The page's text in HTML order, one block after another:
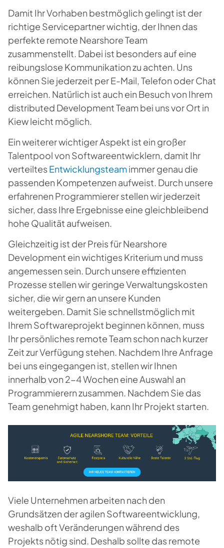
Damit Ihr Vorhaben bestmöglich gelingt ist der
richtige Servicepartner wichtig, der Ihnen das
perfekte remote Nearshore Team
zusammenstellt. Dabei ist besonders auf eine
reibungslose Kommunikation zu achten. Uns
können Sie jederzeit per E-Mail, Telefon oder Chat
erreichen. Natürlich ist auch ein Besuch von Ihrem
distributed Development Team bei uns vor Ort in
Kiew leicht möglich.
Ein weiterer wichtiger Aspekt ist ein großer
Talentpool von Softwareentwicklern, damit Ihr
verteiltes Entwicklungsteamimmer genau die
passenden Kompetenzen aufweist. Durch unsere
erfahrenen Programmierer stellen wir jederzeit
sicher, dass Ihre Ergebnisse eine gleichbleibend
hohe Qualität aufweisen.
Gleichzeitig ist der Preis für Nearshore
Development ein wichtiges Kriterium und muss
angemessen sein. Durch unsere effizienten
Prozesse stellen wir geringe Verwaltungskosten
sicher, die wir gern an unsere Kunden
weitergeben. Damit Sie schnellstmöglich mit
Ihrem Softwareprojekt beginnen können, muss
Ihr persönliches remote Team schon nach kurzer
Zeit zur Verfügung stehen. Nachdem Ihre Anfrage
bei uns eingegangen ist, stellen wir Ihnen
innerhalb von 2-4 Wochen eine Auswahl an
Programmierern zusammen. Nachdem Sie das
Team genehmigt haben, kann Ihr Projekt starten.
Viele Unternehmen arbeiten nach den
Grundsätzen der agilen Softwareentwicklung,
weshalb oft Veränderungen während des
Projekts nötig sind. Deshalb sollte das remote